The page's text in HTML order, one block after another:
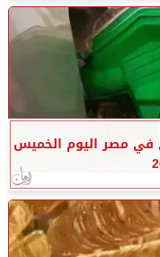
في مصر اليوم الخميس